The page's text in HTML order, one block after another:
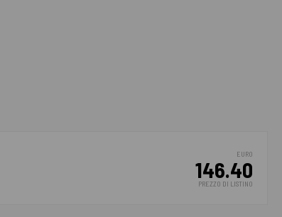
EURO
146.40
PREZZO DI LISTINO